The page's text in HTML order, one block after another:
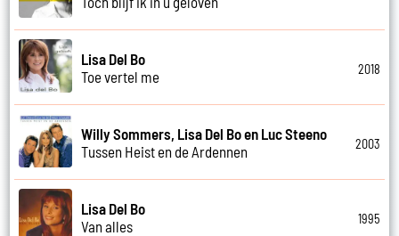
Lisa Del Bo
Toe vertel me
2018
Willy Sommers, Lisa Del Bo en Luc Steeno
Tussen Heist en de Ardennen
2003
Lisa Del Bo
Van alles
1995